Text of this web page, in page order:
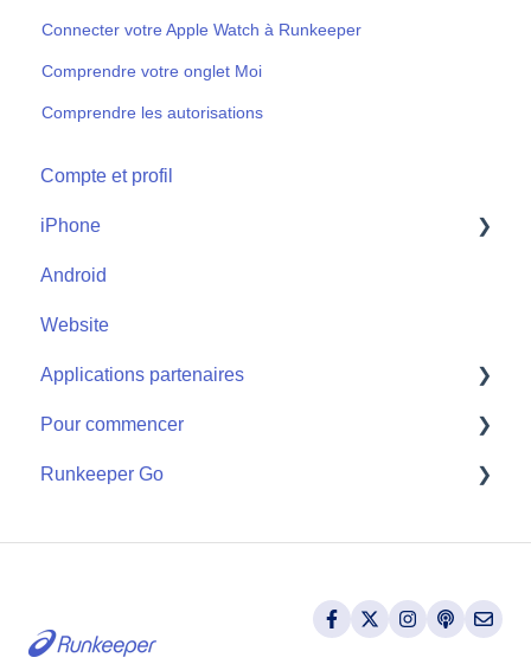
Connecter votre Apple Watch à Runkeeper
Comprendre votre onglet Moi
Comprendre les autorisations
Compte et profil
iPhone
Start
Android
Website
Applications partenaires
Apple Watch
Applications partenaires
Pour commencer
Getting Started
Runkeeper Go